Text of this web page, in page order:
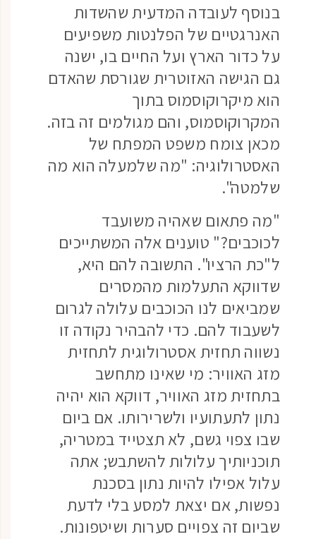
בנוסף לעובדה המדעית שהשדות
האנרגטיים של הפלנטות משפיעים
על כדור הארץ ועל החיים בו, ישנה
גם הגישה האזוטרית שגורסת שהאדם
הוא מיקרוקוסמוס בתוך
המקרוקוסמוס, והם מגולמים זה בזה.
מכאן צומח משפט המפתח של
האסטרולוגיה: "מה שלמעלה הוא מה
שלמטה".
"מה פתאום שאהיה משועבד
לכוכבים?" טוענים אלה המשתייכים
ל"כת הרציו". התשובה להם היא,
שדווקא התעלמות מהמסרים
שמביאים לנו הכוכבים עלולה לגרום
לשעבוד להם. כדי להבהיר נקודה זו
נשווה תחזית אסטרולוגית לתחזית
מזג האוויר: מי שאינו מתחשב
בתחזית מזג האוויר, דווקא הוא יהיה
נתון לתעתועיו ולשרירותו. אם ביום
שבו צפוי גשם, לא תצטייד במטריה,
תוכניותיך עלולות להשתבש; אתה
עלול אפילו להיות נתון בסכנת
נפשות, אם יצאת למסע בלי לדעת
שביום זה צפויים סערות ושיטפונות.